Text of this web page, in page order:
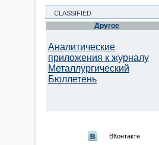
CLASSIFIED
Другое
Аналитические
приложения к журналу
Металлургический
Бюллетень
ВКонтакте